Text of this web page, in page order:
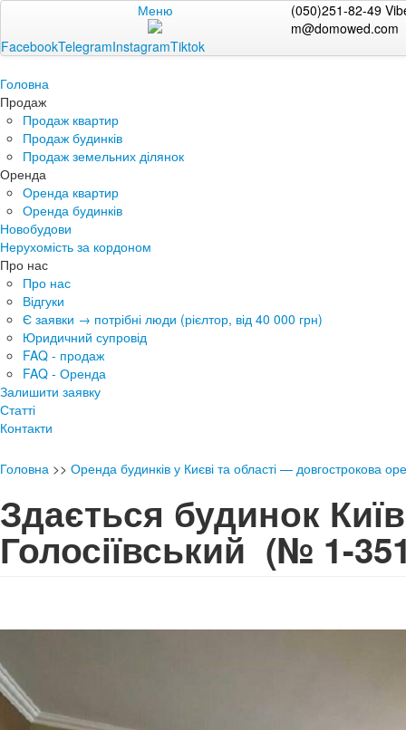
Меню
(050)251-82-49
m@domowed.com
FacebookTelegramInstagramTiktok
Головна
Продаж
Продаж квартир
Продаж будинків
Продаж земельних ділянок
Оренда
Оренда квартир
Оренда будинків
Новобудови
Нерухомість за кордоном
Про нас
Про нас
Відгуки
Є заявки → потрібні люди (рієлтор, від 40 000 грн)
Юридичний супровід
FAQ - продаж
FAQ - Оренда
Залишити заявку
Статті
Контакти
Головна >> Оренда будинків у Києві та області — довгострокова
Здається будинок
Голосіївський (№ 1-